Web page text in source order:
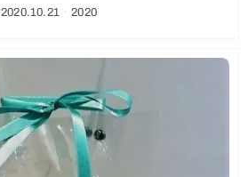
2020.10.21ㆍ2020